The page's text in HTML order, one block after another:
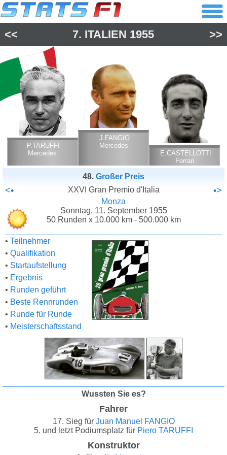
<< 7. ITALIEN 1955 >>
P.TARUFFI
Mercedes
J.FANGIO
Mercedes
E.CASTELLOTTI
Ferrari
48. Großer Preis
<• XXVI Gran Premio d'Italia •>
Monza
Sonntag, 11. September 1955
50 Runden x 10.000 km - 500.000 km
• Teilnehmer
• Qualifikation
• Startaufstellung
• Ergebnis
• Runden geführt
• Beste Rennrunden
• Runde für Runde
• Meisterschaftsstand
Wussten Sie es?
Fahrer
17. Sieg für Juan Manuel FANGIO
5. und letzt Podiumsplatz für Piero TARUFFI
Konstruktor